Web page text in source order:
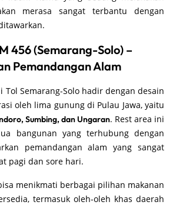
merasa sangat terbantu dengan
456 (Semarang-Solo) –
Pemandangan Alam
Tol Semarang-Solo hadir dengan desain
oleh lima gunung di Pulau Jawa, yaitu
Sumbing, dan Ungaran. Rest area ini
bangunan yang terhubung dengan
pemandangan alam yang sangat
pagi dan sore hari.
menikmati berbagai pilihan makanan
termasuk oleh-oleh khas daerah